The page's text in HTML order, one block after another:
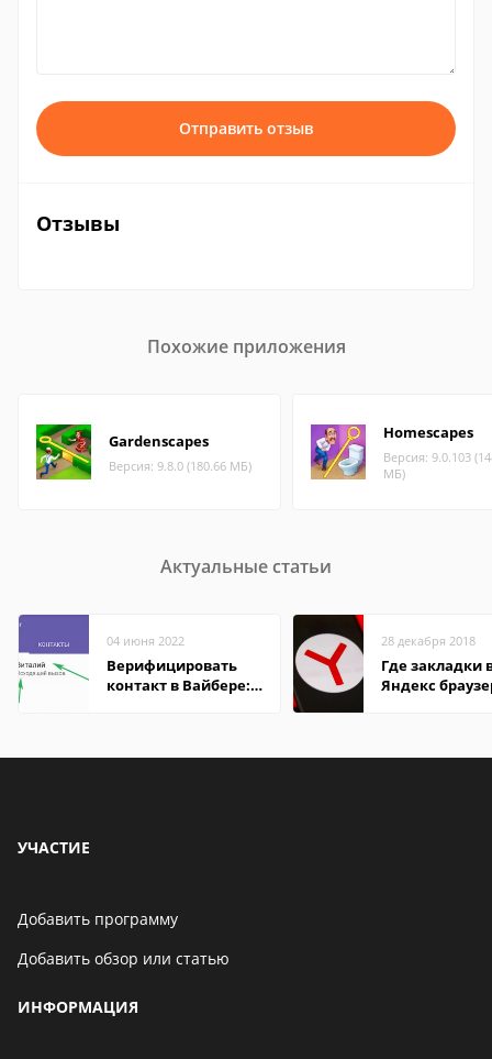
Отправить отзыв
Отзывы
Похожие приложения
Gardenscapes
Версия: 9.8.0 (180.66 МБ)
Homescapes
Версия: 9.0.103
МБ)
Актуальные статьи
04 июня 2022
Верифицировать
контакт в Вайбере:
28 декабря 2018
Где закладки
Яндекс
УЧАСТИЕ
Добавить программу
Добавить обзор или статью
ИНФОРМАЦИЯ